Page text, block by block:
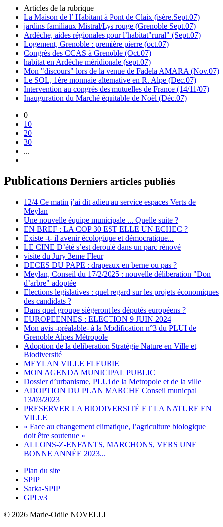
Articles de la rubrique
La Maison de l’ Habitant à Pont de Claix (isère.Sept.07)
jardins familiaux Mistral/Lys rouge (Grenoble Sept.07)
Ardèche, aides régionales pour l’habitat"rural" (Sept.07)
Logement, Grenoble : première pierre (oct.07)
Congrès des CCAS à Grenoble (Oct.07)
habitat en Ardèche méridionale (sept.07)
Mon "discours" lors de la venue de Fadela AMARA (Nov.07)
Le SOL, 1ère monnaie alternative en R. Alpe (Dec.07)
Intervention au congrès des mutuelles de France (14/11/07)
Inauguration du Marché équitable de Noël (Déc.07)
0
10
20
30
...
Publications Derniers articles publiés
12/4 Ce matin j’ai dit adieu au service espaces Verts de
Meylan
Une nouvelle équipe municipale ... Quelle suite ?
EN BREF : LA COP 30 EST ELLE UN ECHEC ?
Existe -t- il avenir écologique et démocratique...
LE CINE D’été s’est deroulé dans un parc rénové
visite du Jury 3eme Fleur
DECES DU PAPE : drapeaux en berne ou pas ?
Meylan, Conseil du 17/2/2025 : nouvelle déliberation "Don
d’arbre" adoptée
Elections legislatives : quel regard sur les projets économiques
des candidats ?
Dans quel groupe siègeront les députés européens ?
EUROPEENNES : ELECTION 9 JUIN 2024
Mon avis -préalable- à la Modification n°3 du PLUI de
Grenoble Alpes Métropole
Adoption de la deliberation Stratégie Nature en Ville et
Biodiversité
MEYLAN VILLE FLEURIE
MON AGENDA MUNICIPAL PUBLIC
Dossier d’urbanisme, PLUi de la Metropole et de la ville
ADOPTION DU PLAN MARCHE Conseil municpal
13/03/2023
PRESERVER LA BIODIVERSITÉ ET LA NATURE EN
VILLE
« Face au changement climatique, l’agriculture biologique
doit être soutenue »
ALLONS-Z-ENFANTS, MARCHONS, VERS UNE
BONNE ANNÉE 2023...
Plan du site
SPIP
Sarka-SPIP
GPLv3
© 2026 Marie-Odile NOVELLI